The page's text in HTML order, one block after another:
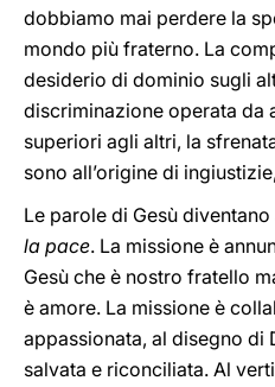
dobbiamo mai perdere la
mondo più fraterno. La
desiderio di dominio sugli
discriminazione operata da
superiori agli altri, la
sono all’origine di
Le parole di Gesù
la pace. La missione è
Gesù che è nostro fratello
è amore. La missione è
appassionata, al disegno di
salvata e riconciliata. Al